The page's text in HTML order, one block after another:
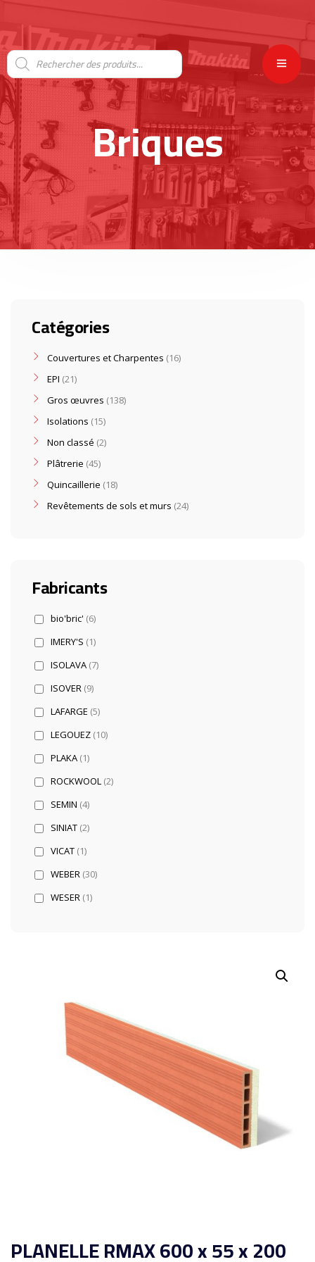
Briques
PLANELLE RMAX 600 x 55 x 200
Catégories
Couvertures et Charpentes 16
EPI 21
Gros œuvres 138
Isolations 15
Non classé 2
Plâtrerie 45
Quincaillerie 18
Revêtements de sols et murs 24
Fabricants
bio'bric' (6)
IMERY'S (1)
ISOLAVA (7)
ISOVER (9)
LAFARGE (5)
LEGOUEZ (10)
PLAKA (1)
ROCKWOOL (2)
SEMIN (4)
SINIAT (2)
VICAT (1)
WEBER (30)
WESER (1)